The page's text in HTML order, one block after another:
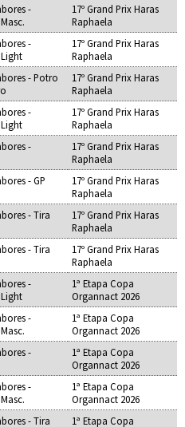
-
17º Grand Prix Haras
Raphaela
-
17º Grand Prix Haras
Raphaela
- Potro
17º Grand Prix Haras
Raphaela
-
17º Grand Prix Haras
Raphaela
-
17º Grand Prix Haras
Raphaela
- GP
17º Grand Prix Haras
Raphaela
- Tira
17º Grand Prix Haras
Raphaela
- Tira
17º Grand Prix Haras
Raphaela
-
1ª Etapa Copa
Organnact 2026
-
1ª Etapa Copa
Organnact 2026
-
1ª Etapa Copa
Organnact 2026
-
1ª Etapa Copa
Organnact 2026
- Tira 1ª Etapa Copa